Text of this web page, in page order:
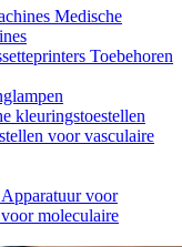
Medische
Toebehoren
kleuringstoestellen
voor vasculaire
Apparatuur voor
moleculaire